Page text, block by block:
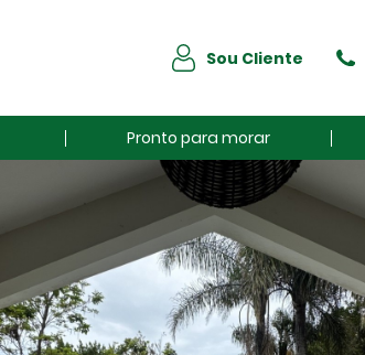
Sou Cliente
Pronto para morar